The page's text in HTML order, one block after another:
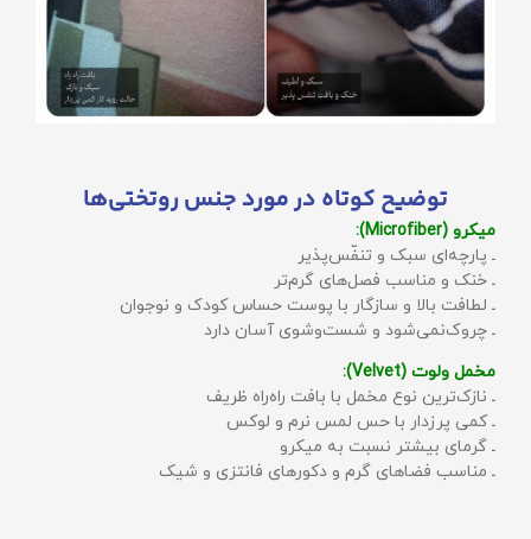
توضیح کوتاه در مورد جنس روتختی‌ها
میکرو (Microfiber):
ـ پارچه‌ای سبک و تنفّس‌پذیر
ـ خنک و مناسب فصل‌های گرم‌تر
ـ لطافت بالا و سازگار با پوست حساس کودک و نوجوان
ـ چروک‌نمی‌شود و شست‌وشوی آسان دارد
مخمل ولوت (Velvet):
ـ نازک‌ترین نوع مخمل با بافت راه‌راه ظریف
ـ کمی پرزدار با حس لمس نرم و لوکس
ـ گرمای بیشتر نسبت به میکرو
ـ مناسب فضاهای گرم و دکورهای فانتزی و شیک